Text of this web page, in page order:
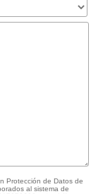
Protección de Datos de
al sistema de